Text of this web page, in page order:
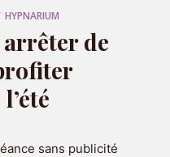
HYPNARIUM
de
sans publicité